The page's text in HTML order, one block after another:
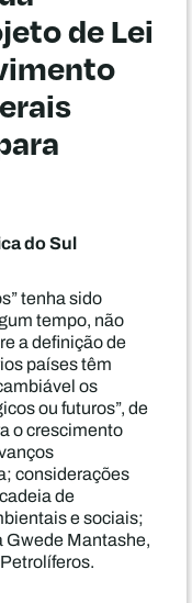
de Lei
do Sul
tenha sido
tempo, não
a definição de
países têm
os
ou futuros”, de
o crescimento
considerações
de
e sociais;
Mantashe,